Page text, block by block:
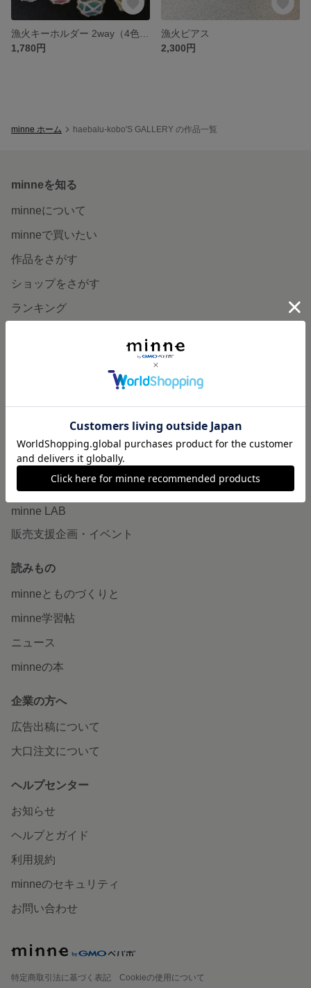
1,780円
漁火ピアス
2,300円
minne ホーム haebalu-kobo'S GALLERY の作品一覧
minneを知る
minneについて
minneで買いたい
作品をさがす
ショップをさがす
ランキング
ヴィンテージ販売
ダウンロード販売
minne PLUS
minne LAB
販売支援企画・イベント
読みもの
minneとものづくりと
minne学習帖
ニュース
minneの本
企業の方へ
広告出稿について
大口注文について
ヘルプセンター
お知らせ
ヘルプとガイド
利用規約
minneのセキュリティ
お問い合わせ
特定商取引法に基づく表記
Cookieの使用について